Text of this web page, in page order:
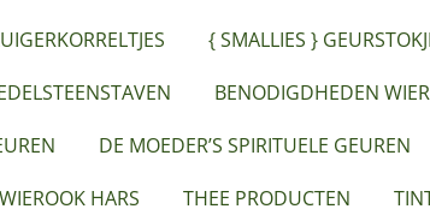
{ SMALLIES }
BENODIGDHEDEN
DE MOEDER’S SPIRITUELE GEUREN
HARS
THEE PRODUCTEN